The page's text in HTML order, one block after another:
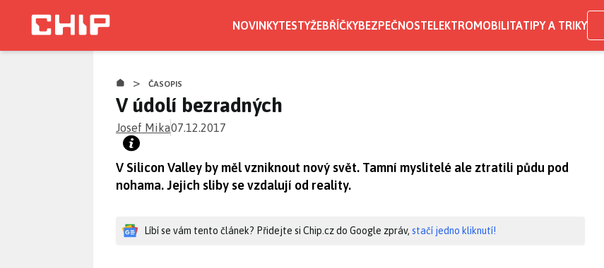
NOVINKYTESTYŽEBŘÍČKYBEZPEČNOSTELEKTROMOBILITATIPY A TRIKY
> ČASOPIS
V údolí bezradných
Josef Mika07.12.2017
V Silicon Valley by měl vzniknout nový svět. Tamní myslitelé ale ztratili půdu pod
nohama. Jejich sliby se vzdalují od reality.
Líbí se vám tento článek? Přidejte si Chip.cz do Google zpráv, stačí jedno kliknutí!